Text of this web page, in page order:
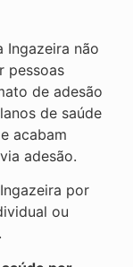
Ingazeira não
pessoas
de adesão
de saúde
acabam
adesão.
por
ou